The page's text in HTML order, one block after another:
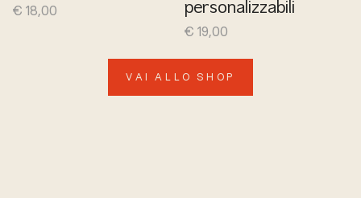
€ 18,00
personalizzabili
€ 19,00
VAI ALLO SHOP